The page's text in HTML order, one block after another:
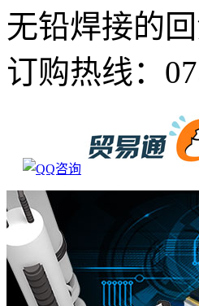
无铅焊接的
订购热线：